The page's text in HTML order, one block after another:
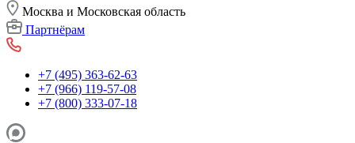
Москва и Московская область
Партнёрам
+7 (495) 363-62-63
+7 (966) 119-57-08
+7 (800) 333-07-18